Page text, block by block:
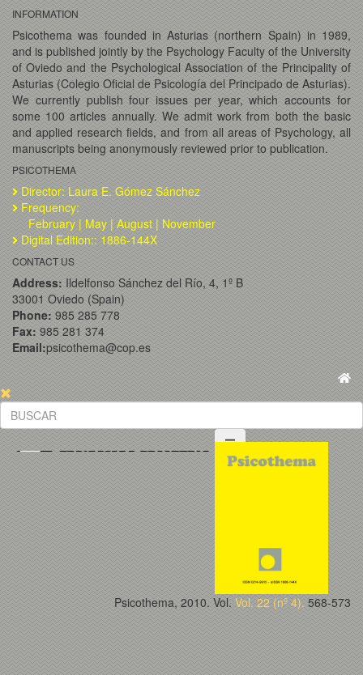
INFORMATION
Psicothema was founded in Asturias (northern Spain) in 1989,
and is published jointly by the Psychology Faculty of the University
of Oviedo and the Psychological Association of the Principality of
Asturias (Colegio Oficial de Psicología del Principado de Asturias).
We currently publish four issues per year, which accounts for
some 100 articles annually. We admit work from both the basic
and applied research fields, and from all areas of Psychology, all
manuscripts being anonymously reviewed prior to publication.
PSICOTHEMA
Director: Laura E. Gómez Sánchez
Frequency:
February | May | August | November
Digital Edition:: 1886-144X
CONTACT US
Address: Ildelfonso Sánchez del Río, 4, 1º B
33001 Oviedo (Spain)
Phone: 985 285 778
Fax: 985 281 374
Email:psicothema@cop.es
Psicothema, 2010. Vol. Vol. 22 (nº 4). 568-573